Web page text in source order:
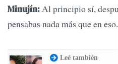
Minujín:Al principio sí,
pensabas nada más que en
Leé también